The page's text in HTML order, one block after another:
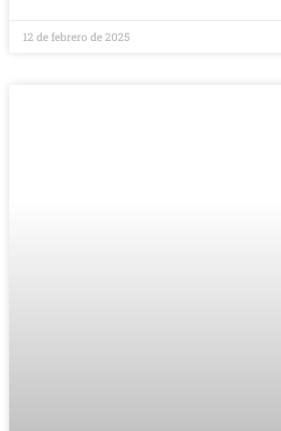
12 de febrero de 2025